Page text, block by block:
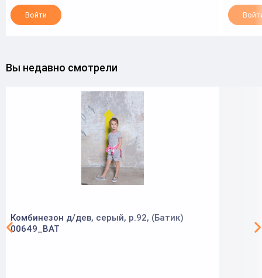
Войти
Вы недавно смотрели
Комбинезон д/дев, серый, р.92, (Батик)
00649_BAT